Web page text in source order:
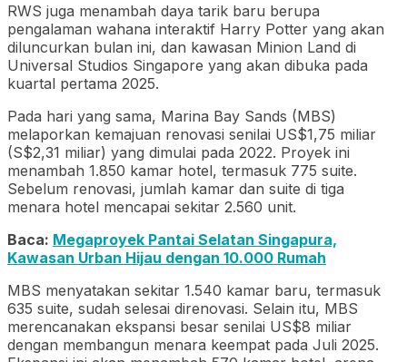
RWS juga menambah daya tarik baru berupa
pengalaman wahana interaktif Harry Potter yang akan
diluncurkan bulan ini, dan kawasan Minion Land di
Universal Studios Singapore yang akan dibuka pada
kuartal pertama 2025.
Pada hari yang sama, Marina Bay Sands (MBS)
melaporkan kemajuan renovasi senilai US$1,75 miliar
(S$2,31 miliar) yang dimulai pada 2022. Proyek ini
menambah 1.850 kamar hotel, termasuk 775 suite.
Sebelum renovasi, jumlah kamar dan suite di tiga
menara hotel mencapai sekitar 2.560 unit.
Baca: Megaproyek Pantai Selatan Singapura,
Kawasan Urban Hijau dengan 10.000 Rumah
MBS menyatakan sekitar 1.540 kamar baru, termasuk
635 suite, sudah selesai direnovasi. Selain itu, MBS
merencanakan ekspansi besar senilai US$8 miliar
dengan membangun menara keempat pada Juli 2025.